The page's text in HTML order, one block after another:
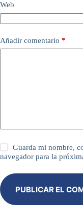
Web
Añadir comentario *
Guarda mi nombre,
navegador para la
PUBLICAR EL